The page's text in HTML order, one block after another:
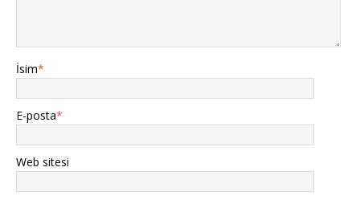
İsim*
E-posta*
Web sitesi